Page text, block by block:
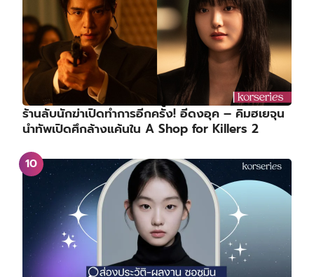
ร้านลับนักฆ่าเปิดทำการอีกครั้ง! อีดงอุค – คิมฮเยจุน
นำทัพเปิดศึกล้างแค้นใน A Shop for Killers 2